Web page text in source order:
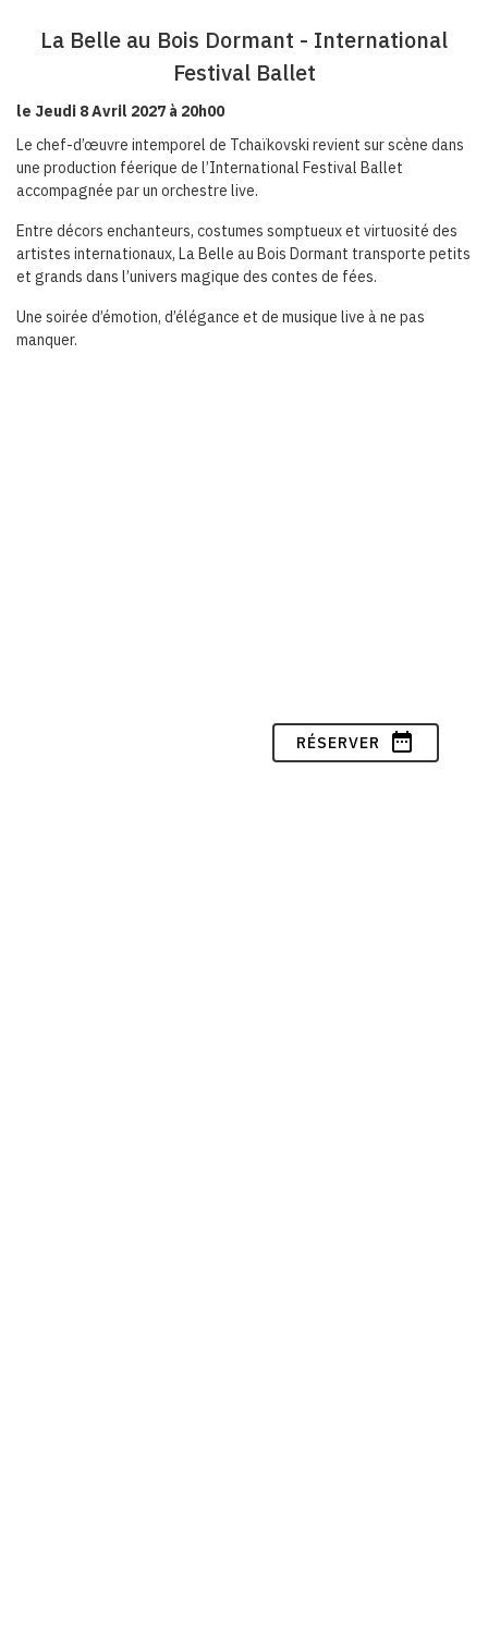
La Belle au Bois Dormant - International
Festival Ballet
le Jeudi 8 Avril 2027 à 20h00
Le chef-d’œuvre intemporel de Tchaïkovski revient sur scène dans
une production féerique de l’International Festival Ballet
accompagnée par un orchestre live.
Entre décors enchanteurs, costumes somptueux et virtuosité des
artistes internationaux, La Belle au Bois Dormant transporte petits
et grands dans l’univers magique des contes de fées.
Une soirée d’émotion, d’élégance et de musique live à ne pas
manquer.
RÉSERVER date_range